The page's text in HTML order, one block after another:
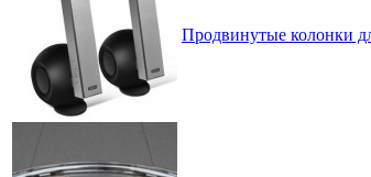
Продвинутые колонки